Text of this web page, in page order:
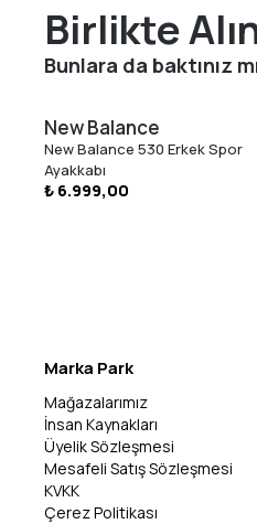
Birlikte
Bunlara da baktınız
New Balance
New Balance 530 Erkek Spor
Ayakkabı
₺ 6.999,00
Marka Park
Mağazalarımız
İnsan Kaynakları
Üyelik Sözleşmesi
Mesafeli Satış Sözleşmesi
KVKK
Çerez Politikası